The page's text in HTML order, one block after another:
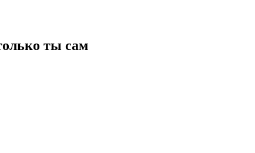
ты сам